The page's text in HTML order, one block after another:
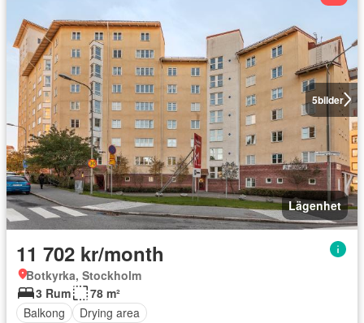
5bilder
Lägenhet
11 702 kr/month
Botkyrka, Stockholm
3 Rum
78 m²
Balkong
Drying area